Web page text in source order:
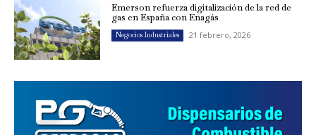
Emerson refuerza digitalización de la red de
gas en España con Enagás
Negocios Industriales 21 febrero, 2026